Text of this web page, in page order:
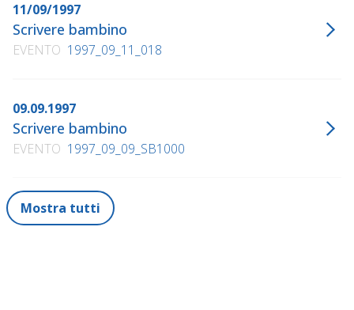
11/09/1997
Scrivere bambino
EVENTO 1997_09_11_018
09.09.1997
Scrivere bambino
EVENTO 1997_09_09_SB1000
Mostra tutti